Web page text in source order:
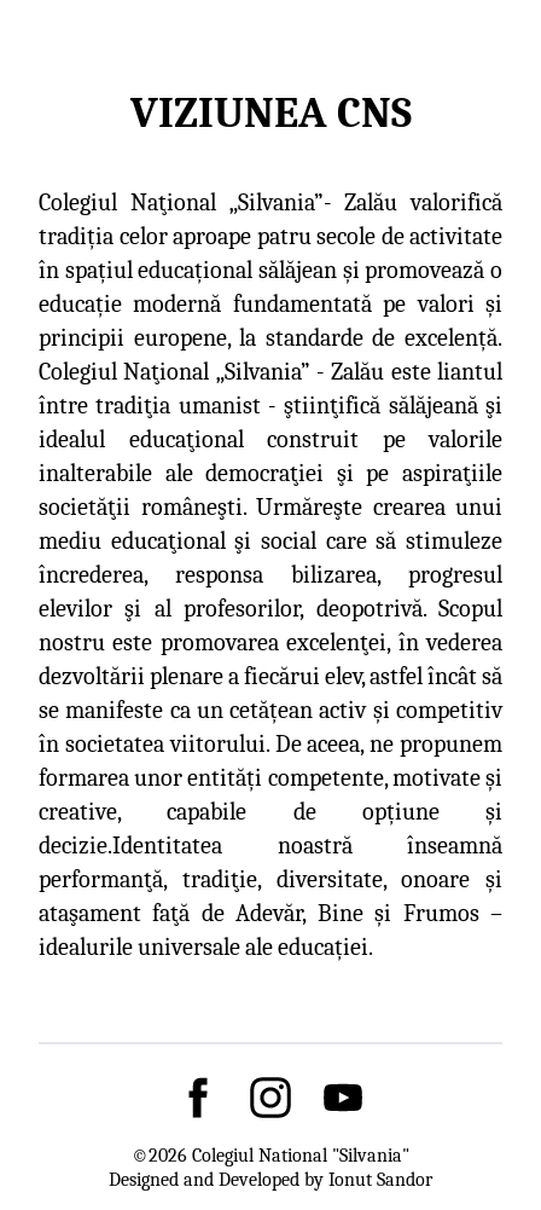
VIZIUNEA CNS
Colegiul Naţional „Silvania”- Zalău valorifică
tradiția celor aproape patru secole de activitate
în spațiul educațional sălăjean și promovează o
educație modernă fundamentată pe valori și
principii europene, la standarde de excelență.
Colegiul Naţional „Silvania” - Zalău este liantul
între tradiţia umanist - ştiinţifică sălăjeană şi
idealul educaţional construit pe valorile
inalterabile ale democraţiei şi pe aspiraţiile
societăţii româneşti. Urmăreşte crearea unui
mediu educaţional şi social care să stimuleze
încrederea, responsa bilizarea, progresul
elevilor şi al profesorilor, deopotrivă. Scopul
nostru este promovarea excelenţei, în vederea
dezvoltării plenare a fiecărui elev, astfel încât să
se manifeste ca un cetățean activ și competitiv
în societatea viitorului. De aceea, ne propunem
formarea unor entități competente, motivate și
creative, capabile de opțiune și
decizie.Identitatea noastră înseamnă
performanţă, tradiţie, diversitate, onoare și
ataşament faţă de Adevăr, Bine și Frumos –
idealurile universale ale educației.
©2026 Colegiul National "Silvania"
Designed and Developed by Ionut Sandor